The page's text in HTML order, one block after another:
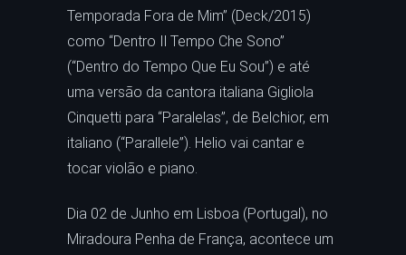
Temporada Fora de Mim” (Deck/2015)
como “Dentro Il Tempo Che Sono”
(“Dentro do Tempo Que Eu Sou”) e até
uma versão da cantora italiana Gigliola
Cinquetti para “Paralelas”, de Belchior, em
italiano (“Parallele”). Helio vai cantar e
tocar violão e piano.
Dia 02 de Junho em Lisboa (Portugal), no
Miradoura Penha de França, acontece um